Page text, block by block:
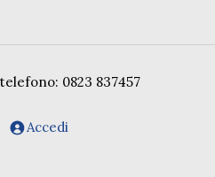
telefono: 0823 837457
Accedi